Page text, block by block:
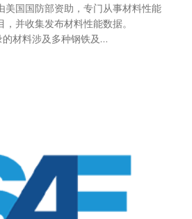
美国国防部资助，专门从事材料性能
并收集发布材料性能数据。
材料涉及多种钢铁及…